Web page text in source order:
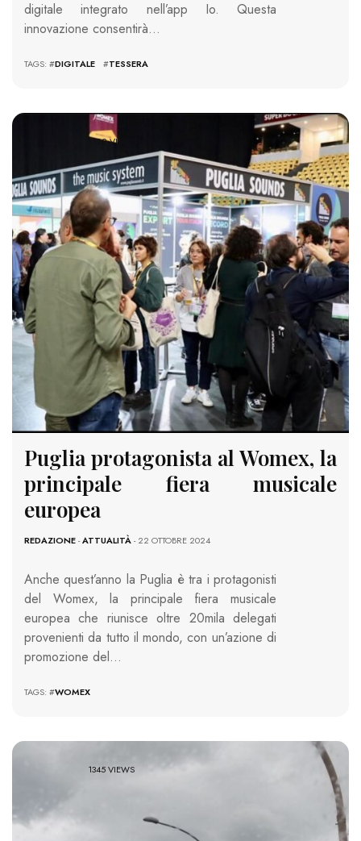
digitale integrato nell’app Io. Questa
innovazione consentirà…
TAGS: #DIGITALE #TESSERA
1122 VIEWS
Puglia protagonista al Womex, la
principale fiera musicale
europea
REDAZIONE-ATTUALITÀ- 22 OTTOBRE 2024
Anche quest’anno la Puglia è tra i protagonisti
del Womex, la principale fiera musicale
europea che riunisce oltre 20mila delegati
provenienti da tutto il mondo, con un’azione di
promozione del…
TAGS: #WOMEX
1345 VIEWS